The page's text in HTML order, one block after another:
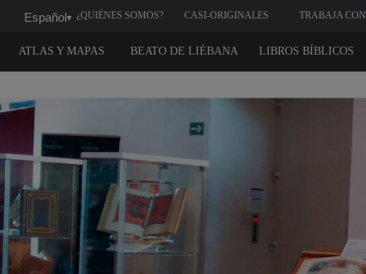
Español▾ ¿QUIÉNES SOMOS? CASI-ORIGINALES TRABAJA CON
ATLAS Y MAPAS BEATO DE LIÉBANA LIBROS BÍBLICOS